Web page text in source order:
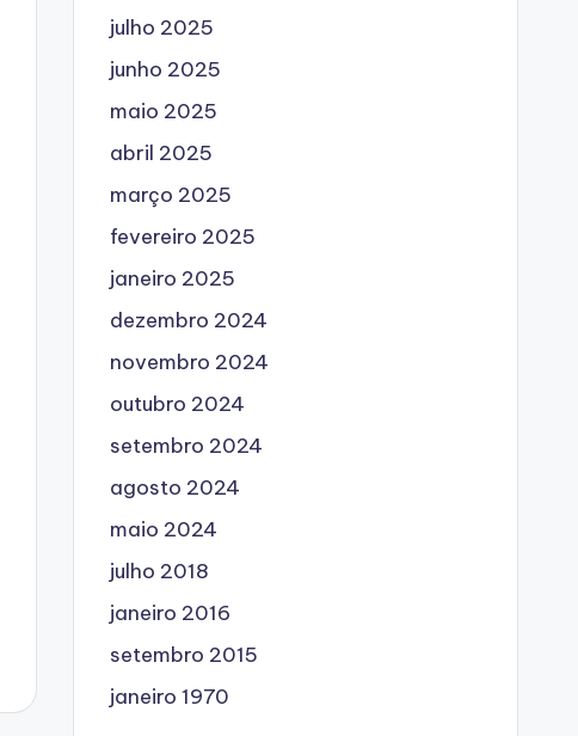
julho 2025
junho 2025
maio 2025
abril 2025
março 2025
fevereiro 2025
janeiro 2025
dezembro 2024
novembro 2024
outubro 2024
setembro 2024
agosto 2024
maio 2024
julho 2018
janeiro 2016
setembro 2015
janeiro 1970